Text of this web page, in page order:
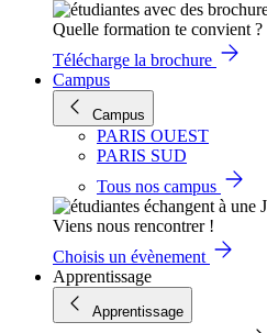
Quelle formation te convient ?
Télécharge la brochure
Campus
Campus
PARIS OUEST
PARIS SUD
Tous nos campus
Viens nous rencontrer !
Choisis un évènement
Apprentissage
Apprentissage